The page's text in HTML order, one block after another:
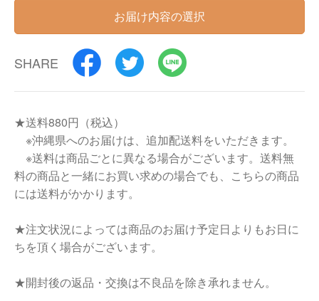
お届け内容の選択
SHARE
★送料880円（税込）
※沖縄県へのお届けは、追加配送料をいただきます。
※送料は商品ごとに異なる場合がございます。送料無
料の商品と一緒にお買い求めの場合でも、こちらの商品
には送料がかかります。
★注文状況によっては商品のお届け予定日よりもお日に
ちを頂く場合がございます。
★開封後の返品・交換は不良品を除き承れません。